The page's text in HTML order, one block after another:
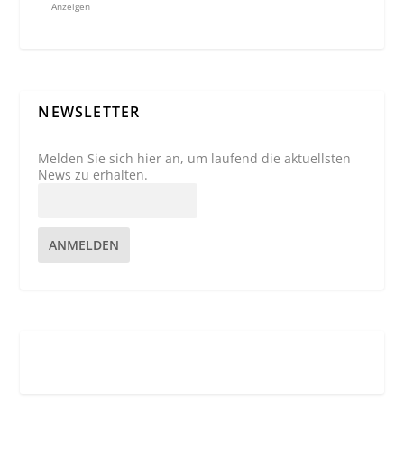
Anzeigen
NEWSLETTER
Melden Sie sich hier an, um laufend die aktuellsten
News zu erhalten.
ANMELDEN